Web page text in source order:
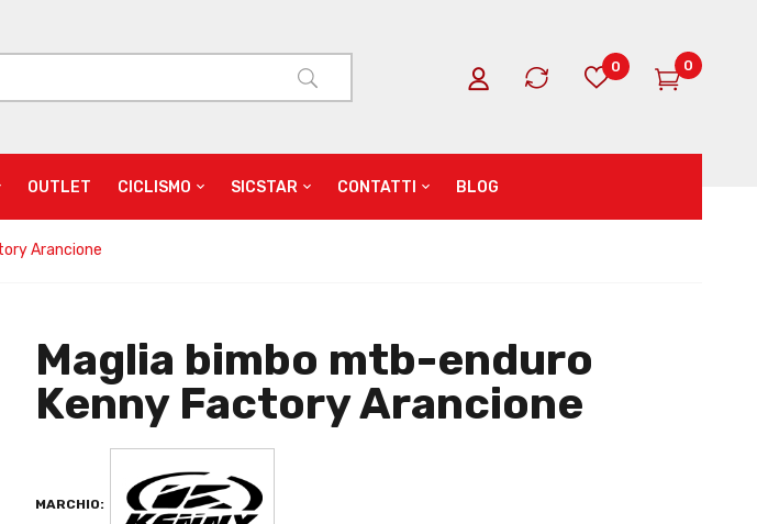
0 0
OUTLET CICLISMO SICSTAR CONTATTI BLOG
Arancione
Maglia bimbo mtb-enduro
Kenny Factory Arancione
MARCHIO: